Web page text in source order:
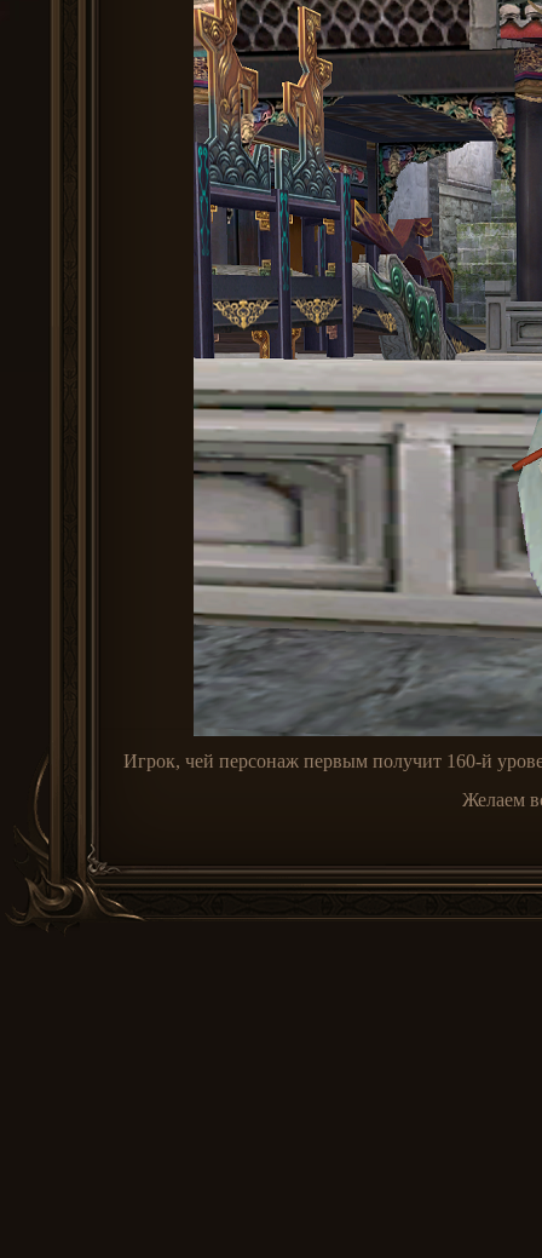
Игрок, чей персонаж первым получит 160-й
Желаем